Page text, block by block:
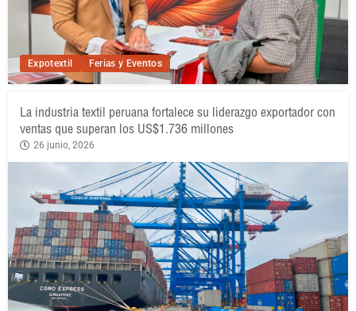
Expotextil Ferias y Eventos
La industria textil peruana fortalece su liderazgo exportador con
ventas que superan los US$1.736 millones
26 junio, 2026